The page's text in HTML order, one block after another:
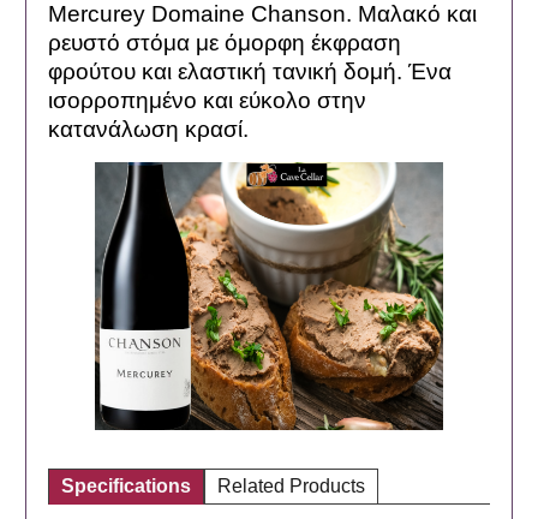
Mercurey Domaine Chanson. Μαλακό και
ρευστό στόμα με όμορφη έκφραση
φρούτου και ελαστική τανική δομή. Ένα
ισορροπημένο και εύκολο στην
κατανάλωση κρασί.
Specifications Related Products